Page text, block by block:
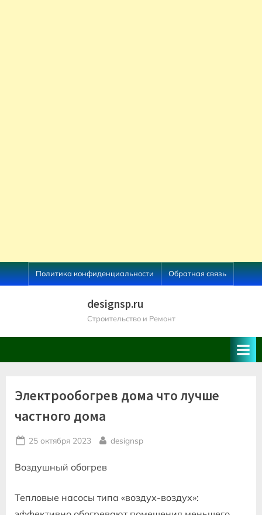
Skip
to
Политика конфиденциальности Обратная связь
designsp.ru
Строительство и Ремонт
Электрообогрев дома что лучше
частного дома
Posted
25 октября 2023 By
designsp
Воздушный обогрев
Тепловые насосы типа «воздух-воздух»: